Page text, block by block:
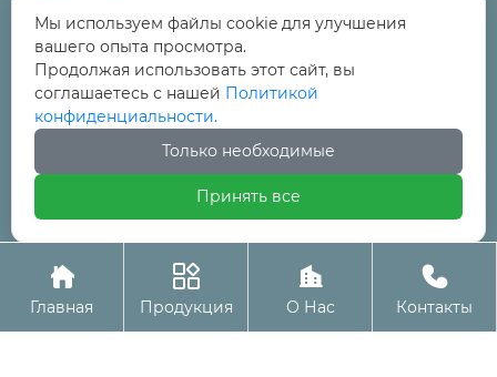

№ 6, улица Цинтун, промышленный и
торговый парк, поселок Ванцинто, район
Уцин, Тяньцзинь
 +86-22-29525277
+86-22-29525278
Авторское право©ООО Тяньцзинь Хунлу Пищевой

Главная

Продукция

О Нас

Контакты
Мы используем файлы cookie для улучшения
вашего опыта просмотра.
Продолжая использовать этот сайт, вы
соглашаетесь с нашей Политикой
конфиденциальности.
Только необходимые
Принять все